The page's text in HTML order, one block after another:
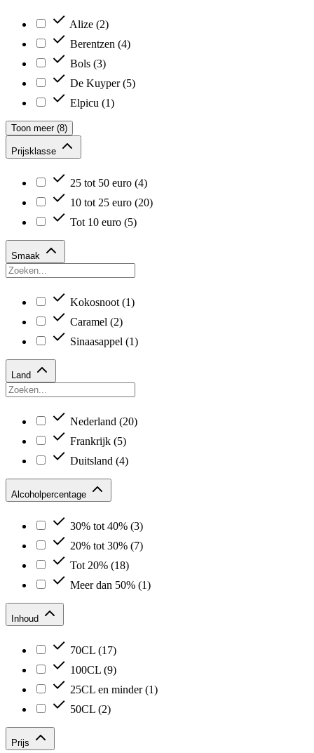
Alize (2)
Berentzen (4)
Bols (3)
De Kuyper(5)
Elpicu (1)
Toon meer (8)
Prijsklasse
25 tot 50 euro (4)
10 tot 25 euro (20)
Tot 10 euro (5)
Smaak
Kokosnoot(1)
Caramel (2)
Sinaasappel (1)
Land
Nederland (20)
Frankrijk (5)
Duitsland (4)
Alcoholpercentage
30% tot 40% (3)
20% tot 30% (7)
Tot 20% (18)
Meer dan 50% (1)
Inhoud
70CL (17)
100CL (9)
25CL en minder(1)
50CL (2)
Prijs